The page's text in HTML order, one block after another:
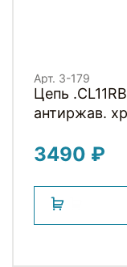
Арт. 3-179
Цепь
антиржав.
3490 ₽